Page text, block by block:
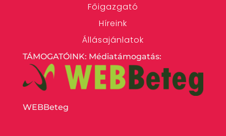
Főigazgató
Híreink
Állásajánlatok
TÁMOGATÓINK: Médiatámogatás:
WEBBeteg